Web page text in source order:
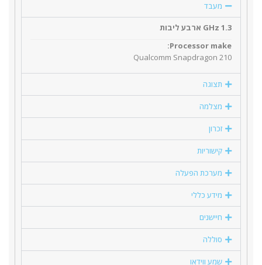
מעבד
1.3 GHz ארבע ליבות
Processor make:
Qualcomm Snapdragon 210
תצוגה
מצלמה
זכרון
קישוריות
מערכת הפעלה
מידע כללי
חיישנים
סוללה
שמע ווידאו